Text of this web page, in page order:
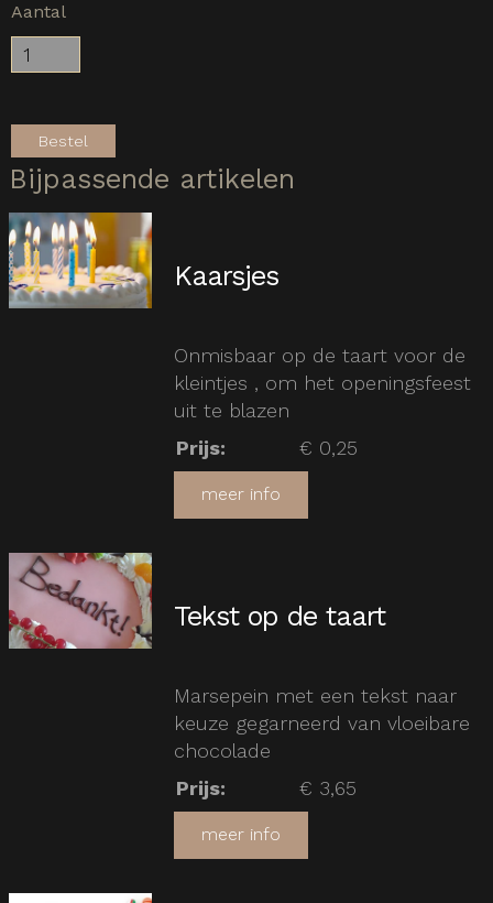
Aantal
Bestel
Bijpassende artikelen
Kaarsjes
Onmisbaar op de taart voor de
kleintjes , om het openingsfeest
uit te blazen
Prijs: € 0,25
meer info
Tekst op de taart
Marsepein met een tekst naar
keuze gegarneerd van vloeibare
chocolade
Prijs: € 3,65
meer info